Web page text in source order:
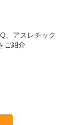
、アスレチック
ご紹介